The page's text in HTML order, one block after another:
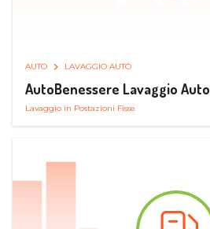
AUTO LAVAGGIO AUTO
AutoBenessere Lavaggio Auto
Lavaggio in Postazioni Fisse